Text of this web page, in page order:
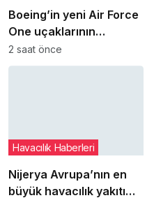
Boeing’in yeni Air Force
One uçaklarının
teslimatı iç tasarım
sorunları yüzünden
2 saat önce
Nijerya Avrupa’nın en
büyük havacılık yakıtı
Havacılık Haberleri